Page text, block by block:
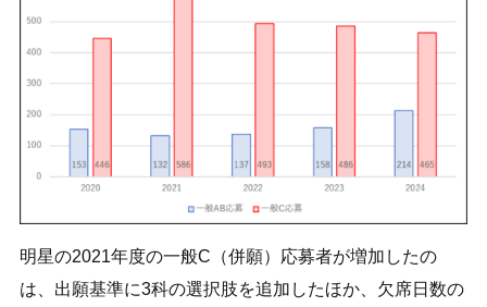
明星の2021年度の一般C（併願）応募者が増加したの
は、出願基準に3科の選択肢を追加したほか、欠席日数の